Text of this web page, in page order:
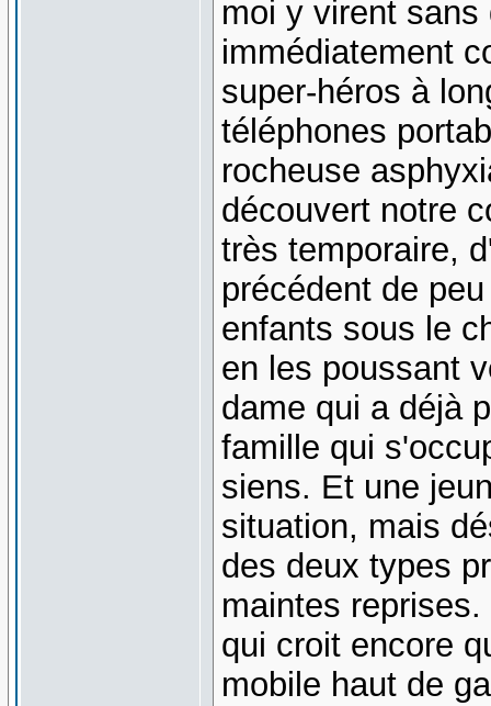
moi y virent
immédiatement
super-héros à
téléphones
rocheuse
découvert notre
très temporaire,
précédent de
enfants sous le
en les poussant
dame qui a déjà
famille qui
siens. Et une
situation, mais
des deux types
maintes
qui croit encore
mobile haut de